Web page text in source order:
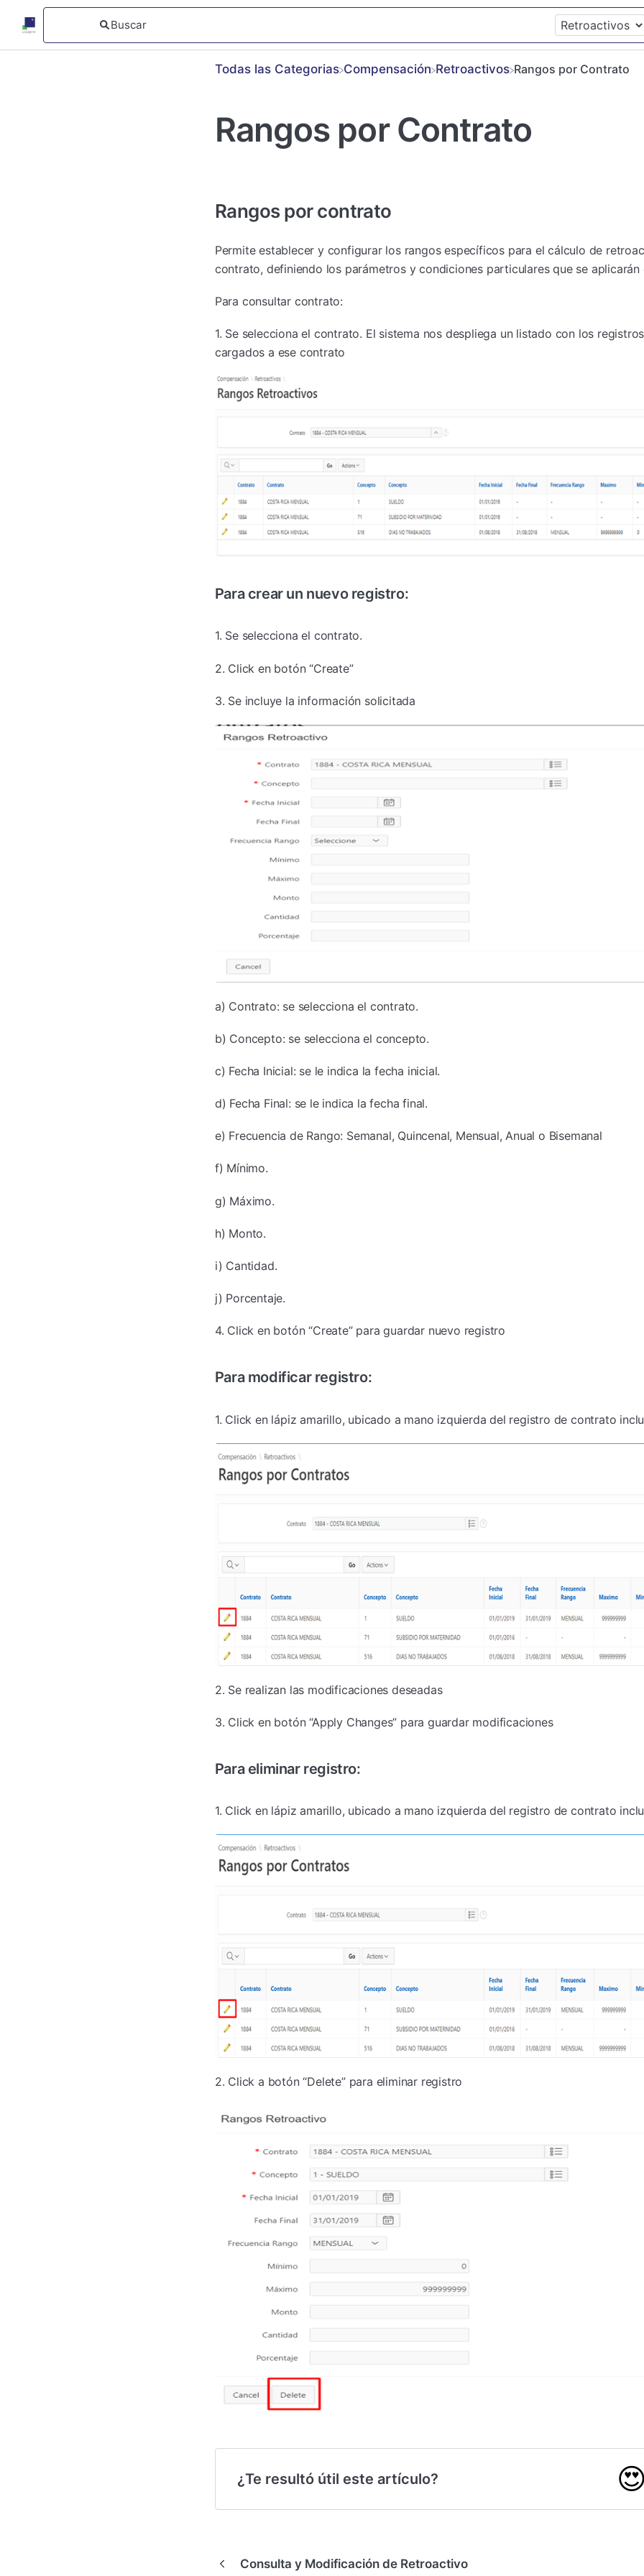
Todas las Categorias ​Compensación ​Retroactivos Rangos por Contrato
Rangos por Contrato
Rangos por contrato
Permite establecer y configurar los rangos específicos para el cálculo de
contrato, definiendo los parámetros y condiciones particulares que se aplicarán
Para consultar contrato:
1. Se selecciona el contrato. El sistema nos despliega un listado con los
cargados a ese contrato
Para crear un nuevo registro:
1. Se selecciona el contrato.
2. Click en botón “Create”
3. Se incluye la información solicitada
a) Contrato: se selecciona el contrato.
b) Concepto: se selecciona el concepto.
c) Fecha Inicial: se le indica la fecha inicial.
d) Fecha Final: se le indica la fecha final.
e) Frecuencia de Rango: Semanal, Quincenal, Mensual, Anual o Bisemanal
f) Mínimo.
g) Máximo.
h) Monto.
i) Cantidad.
j) Porcentaje.
4. Click en botón “Create” para guardar nuevo registro
Para modificar registro:
1. Click en lápiz amarillo, ubicado a mano izquierda del registro de contrato
2. Se realizan las modificaciones deseadas
3. Click en botón “Apply Changes” para guardar modificaciones
Para eliminar registro:
1. Click en lápiz amarillo, ubicado a mano izquierda del registro de contrato
2. Click a botón “Delete” para eliminar registro
¿Te resultó útil este artículo?
Consulta y Modificación de Retroactivo